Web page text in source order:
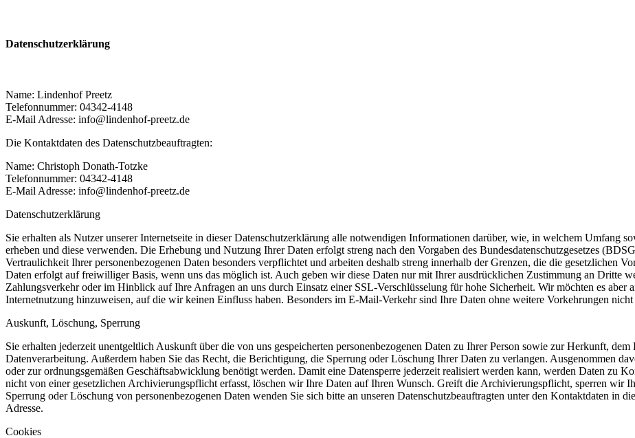
Datenschutzerklärung
Name: Lindenhof Preetz
Telefonnummer: 04342-4148
E-Mail Adresse: info@lindenhof-preetz.de
Die Kontaktdaten des Datenschutzbeauftragten:
Name: Christoph Donath-Totzke
Telefonnummer: 04342-4148
E-Mail Adresse: info@lindenhof-preetz.de
Datenschutzerklärung
Sie erhalten als Nutzer unserer Internetseite in dieser Datenschutzerklärung alle notwendigen Informationen darüber, wie, in welchem Umfang
erheben und diese verwenden. Die Erhebung und Nutzung Ihrer Daten erfolgt streng nach den Vorgaben des Bundesdatenschutzgesetzes
Vertraulichkeit Ihrer personenbezogenen Daten besonders verpflichtet und arbeiten deshalb streng innerhalb der Grenzen, die die gesetzlichen
Daten erfolgt auf freiwilliger Basis, wenn uns das möglich ist. Auch geben wir diese Daten nur mit Ihrer ausdrücklichen Zustimmung an Dritte
Zahlungsverkehr oder im Hinblick auf Ihre Anfragen an uns durch Einsatz einer SSL-Verschlüsselung für hohe Sicherheit. Wir möchten es aber
Internetnutzung hinzuweisen, auf die wir keinen Einfluss haben. Besonders im E-Mail-Verkehr sind Ihre Daten ohne weitere Vorkehrungen
Auskunft, Löschung, Sperrung
Sie erhalten jederzeit unentgeltlich Auskunft über die von uns gespeicherten personenbezogenen Daten zu Ihrer Person sowie zur Herkunft,
Datenverarbeitung. Außerdem haben Sie das Recht, die Berichtigung, die Sperrung oder Löschung Ihrer Daten zu verlangen. Ausgenommen
oder zur ordnungsgemäßen Geschäftsabwicklung benötigt werden. Damit eine Datensperre jederzeit realisiert werden kann, werden Daten zu
nicht von einer gesetzlichen Archivierungspflicht erfasst, löschen wir Ihre Daten auf Ihren Wunsch. Greift die Archivierungspflicht, sperren wir
Sperrung oder Löschung von personenbezogenen Daten wenden Sie sich bitte an unseren Datenschutzbeauftragten unter den Kontaktdaten in
Adresse.
Cookies